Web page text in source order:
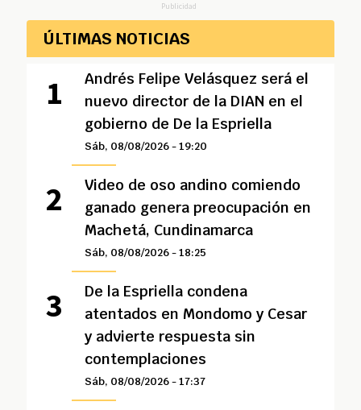
Publicidad
ÚLTIMAS NOTICIAS
Andrés Felipe Velásquez será el
nuevo director de la DIAN en el
gobierno de De la Espriella
Sáb, 08/08/2026 - 19:20
Video de oso andino comiendo
ganado genera preocupación en
Machetá, Cundinamarca
Sáb, 08/08/2026 - 18:25
De la Espriella condena
atentados en Mondomo y Cesar
y advierte respuesta sin
contemplaciones
Sáb, 08/08/2026 - 17:37